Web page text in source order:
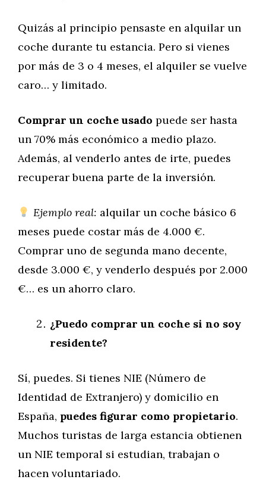
Quizás al principio pensaste en alquilar un
coche durante tu estancia. Pero si vienes
por más de 3 o 4 meses, el alquiler se vuelve
caro… y limitado.
Comprar un coche usado puede ser hasta
un 70% más económico a medio plazo.
Además, al venderlo antes de irte, puedes
recuperar buena parte de la inversión.
Ejemplo real: alquilar un coche básico 6
meses puede costar más de 4.000 €.
Comprar uno de segunda mano decente,
desde 3.000 €, y venderlo después por 2.000
€… es un ahorro claro.
¿Puedo comprar un coche si no soy
residente?
Sí, puedes. Si tienes NIE (Número de
Identidad de Extranjero) y domicilio en
España, puedes figurar como propietario.
Muchos turistas de larga estancia obtienen
un NIE temporal si estudian, trabajan o
hacen voluntariado.